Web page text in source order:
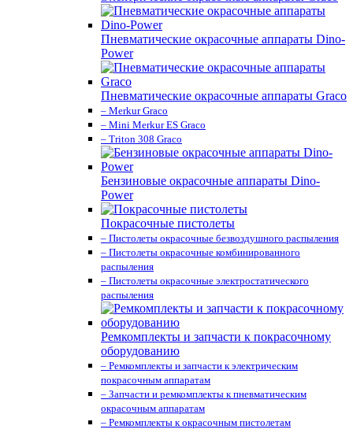
Пневматические окрасочные аппараты Dino-
Power
Пневматические окрасочные аппараты Graco
– Merkur Graco
– Mini Merkur ES Graco
– Triton 308 Graco
Бензиновые окрасочные аппараты Dino-
Power
Покрасочные пистолеты
– Пистолеты окрасочные безвоздушного распыления
– Пистолеты окрасочные комбинированного
распыления
– Пистолеты окрасочные электростатического
распыления
Ремкомплекты и запчасти к покрасочному
оборудованию
– Ремкомплекты и запчасти к электрическим
покрасочным аппаратам
– Запчасти и ремкомплекты к пневматическим
окрасочным аппаратам
– Ремкомплекты к окрасочным пистолетам